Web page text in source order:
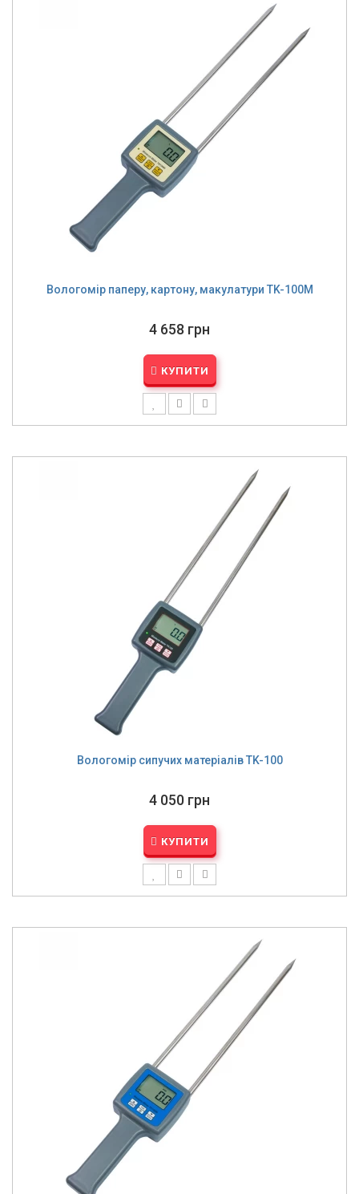
Вологомір паперу, картону, макулатури TK-100M
4 658 грн
КУПИТИ
Вологомір сипучих матеріалів TK-100
4 050 грн
КУПИТИ